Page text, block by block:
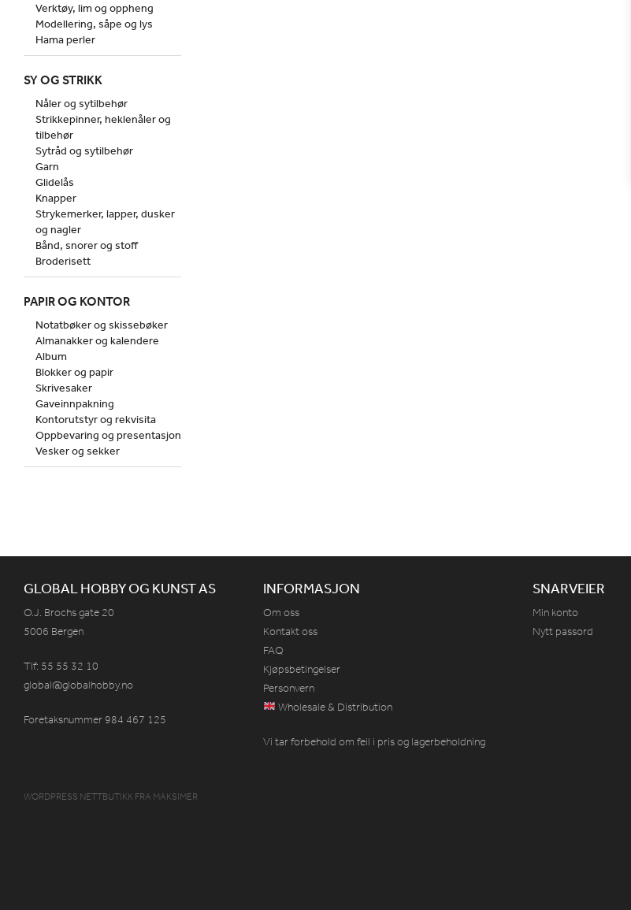
Verktøy, lim og oppheng
Modellering, såpe og lys
Hama perler
SY OG STRIKK
Nåler og sytilbehør
Strikkepinner, heklenåler og
tilbehør
Sytråd og sytilbehør
Garn
Glidelås
Knapper
Strykemerker, lapper, dusker
og nagler
Bånd, snorer og stoff
Broderisett
PAPIR OG KONTOR
Notatbøker og skissebøker
Almanakker og kalendere
Album
Blokker og papir
Skrivesaker
Gaveinnpakning
Kontorutstyr og rekvisita
Oppbevaring og presentasjon
Vesker og sekker
GLOBAL HOBBY OG KUNST AS
O.J. Brochs gate 20
5006 Bergen
Tlf: 55 55 32 10
global@globalhobby.no
Foretaksnummer 984 467 125
INFORMASJON
Om oss
Kontakt oss
FAQ
Kjøpsbetingelser
Personvern
Wholesale & Distribution
Vi tar forbehold om feil i pris og lagerbeholdning
SNARVEIER
Min konto
Nytt passord
WORDPRESS NETTBUTIKK FRA MAKSIMER